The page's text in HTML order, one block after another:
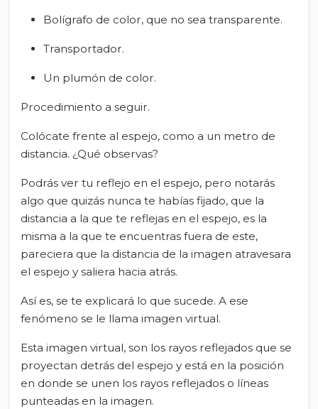
Bolígrafo de color, que no sea transparente.
Transportador.
Un plumón de color.
Procedimiento a seguir.
Colócate frente al espejo, como a un metro de
distancia. ¿Qué observas?
Podrás ver tu reflejo en el espejo, pero notarás
algo que quizás nunca te habías fijado, que la
distancia a la que te reflejas en el espejo, es la
misma a la que te encuentras fuera de este,
pareciera que la distancia de la imagen atravesara
el espejo y saliera hacia atrás.
Así es, se te explicará lo que sucede. A ese
fenómeno se le llama imagen virtual.
Esta imagen virtual, son los rayos reflejados que se
proyectan detrás del espejo y está en la posición
en donde se unen los rayos reflejados o líneas
punteadas en la imagen.